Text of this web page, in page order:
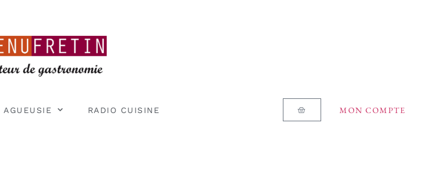
AGUEUSIE RADIO CUISINE MON COMPTE